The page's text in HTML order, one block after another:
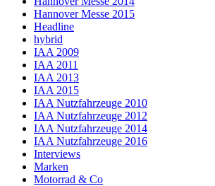
Hannover Messe 2015
Headline
hybrid
IAA 2009
IAA 2011
IAA 2013
IAA 2015
IAA Nutzfahrzeuge 2010
IAA Nutzfahrzeuge 2012
IAA Nutzfahrzeuge 2014
IAA Nutzfahrzeuge 2016
Interviews
Marken
Motorrad & Co